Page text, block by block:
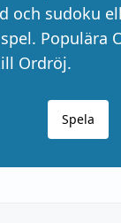
och sudoku
Populära
Ordröj.
Spela